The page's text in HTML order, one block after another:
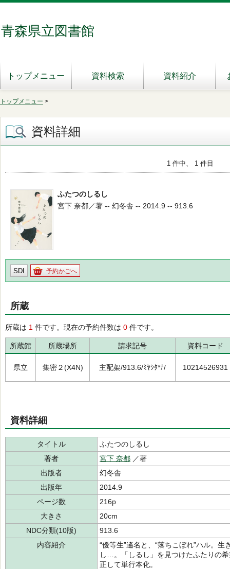
青森県立図書館
トップメニュー 資料検索 資料紹介
トップメニュー >
資料詳細
1 件中、 1 件目
ふたつのしるし
宮下 奈都／著 -- 幻冬舎 -- 2014.9 -- 913.6
SDI 予約かごへ
所蔵
所蔵は 1 件です。現在の予約件数は 0 件です。
所蔵館 所蔵場所 請求記号 資料コード
県立 集密２(X4N) 主配架/913.6/ﾐﾔｼﾀ*ﾅ/ 10214526931
資料詳細
タイトル
ふたつのしるし
著者
宮下 奈都 ／著
出版者
幻冬舎
出版年
2014.9
ページ数
216p
大きさ
20cm
NDC分類(10版)
913.6
内容紹介
“優等生”遙名と、“落ちこぼれ”ハル。
し…。「しるし」を見つけたふたりの
正して単行本化。